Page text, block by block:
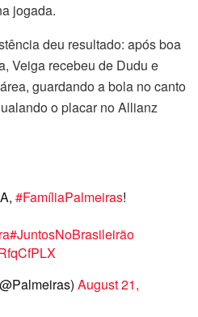
jogada.
deu resultado: após boa
Veiga recebeu de Dudu e
guardando a bola no canto
o placar no Allianz
#FamíliaPalmeiras!
#JuntosNoBrasileirão
August 21,